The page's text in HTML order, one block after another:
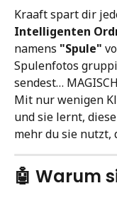
Kraaft spart dir
Intelligenten
namens "Spule"
Spulenfotos
sendest…
Mit nur wenigen
und sie lernt,
mehr du sie nutzt,
🤖 Warum